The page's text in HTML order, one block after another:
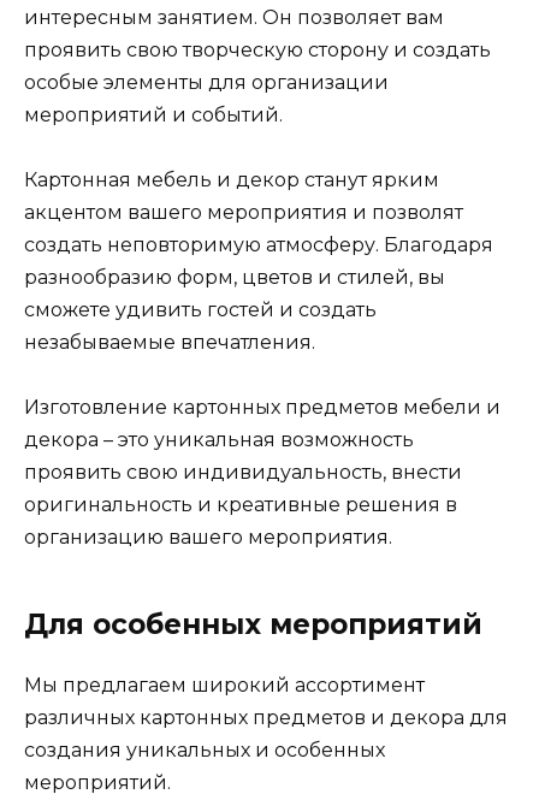
интересным занятием. Он позволяет вам
проявить свою творческую сторону и создать
особые элементы для организации
мероприятий и событий.
Картонная мебель и декор станут ярким
акцентом вашего мероприятия и позволят
создать неповторимую атмосферу. Благодаря
разнообразию форм, цветов и стилей, вы
сможете удивить гостей и создать
незабываемые впечатления.
Изготовление картонных предметов мебели и
декора – это уникальная возможность
проявить свою индивидуальность, внести
оригинальность и креативные решения в
организацию вашего мероприятия.
Для особенных мероприятий
Мы предлагаем широкий ассортимент
различных картонных предметов и декора для
создания уникальных и особенных
мероприятий.